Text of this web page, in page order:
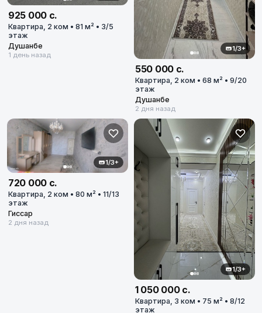
925 000 с.
Квартира, 2 ком • 81 м² • 3/5
этаж
Душанбе
1 день назад
1/3+
550 000 с.
Квартира, 2 ком • 68 м² • 9/20
этаж
Душанбе
2 дня назад
1/3+
720 000 с.
Квартира, 2 ком • 80 м² • 11/13
этаж
Гиссар
2 дня назад
1/3+
1 050 000 с.
Квартира, 3 ком • 75 м² • 8/12
этаж